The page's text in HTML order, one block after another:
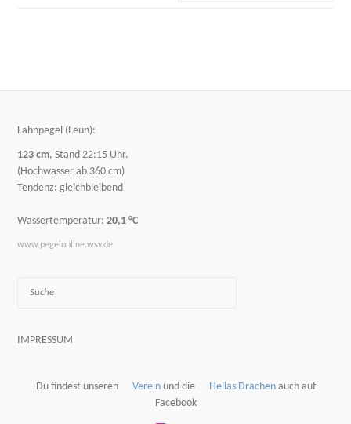
Lahnpegel (Leun):
123 cm, Stand 22:15 Uhr.
(Hochwasser ab 360 cm)
Tendenz: gleichbleibend
Wassertemperatur:20,1 °C
www.pegelonline.wsv.de
IMPRESSUM
Du findest unseren Vereinund die Hellas Drachenauch auf
Facebook